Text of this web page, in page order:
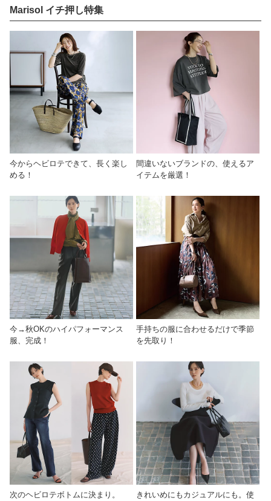
Marisol イチ押し特集
今からヘビロテできて、長く楽し
める！
間違いないブランドの、使えるア
イテムを厳選！
今→秋OKのハイパフォーマンス
服、完成！
手持ちの服に合わせるだけで季節
を先取り！
次のヘビロテボトムに決まり。
きれいめにもカジュアルにも。使